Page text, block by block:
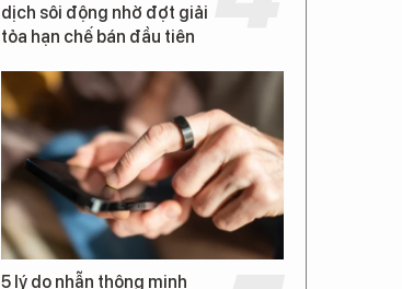
dịch sôi động nhờ đợt giải
tỏa hạn chế bán đầu tiên
5 lý do nhẫn thông minh